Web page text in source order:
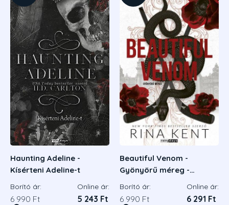
Haunting Adeline -
Kísérteni Adeline-t
Borító ár:
6 990 Ft
Online ár:
5 243 Ft
Beautiful Venom -
Gyönyörű méreg -
Borító ár:
6 990 Ft
Online ár:
6 291 Ft